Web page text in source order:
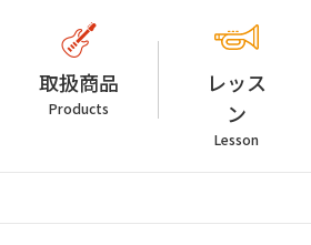
取扱商品
Products
レッス
ン
Lesson